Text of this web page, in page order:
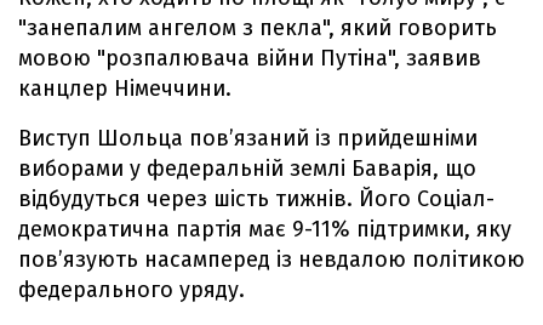
"занепалим ангелом з пекла", який говорить
мовою "розпалювача війни Путіна", заявив
канцлер Німеччини.
Виступ Шольца пов’язаний із прийдешніми
виборами у федеральній землі Баварія, що
відбудуться через шість тижнів. Його Соціал-
демократична партія має 9-11% підтримки, яку
пов’язують насамперед із невдалою політикою
федерального уряду.